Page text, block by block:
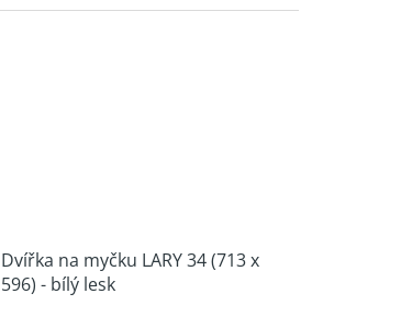
Dvířka na myčku LARY 34 (713 x
596) - bílý lesk